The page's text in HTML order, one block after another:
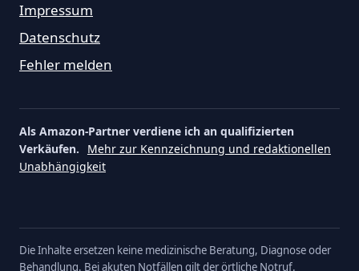
Impressum
Datenschutz
Fehler melden
Als Amazon-Partner verdiene ich an qualifizierten
Verkäufen.
Mehr zur Kennzeichnung und redaktionellen
Unabhängigkeit
Die Inhalte ersetzen keine medizinische Beratung, Diagnose oder
Behandlung. Bei akuten Notfällen gilt der örtliche Notruf.